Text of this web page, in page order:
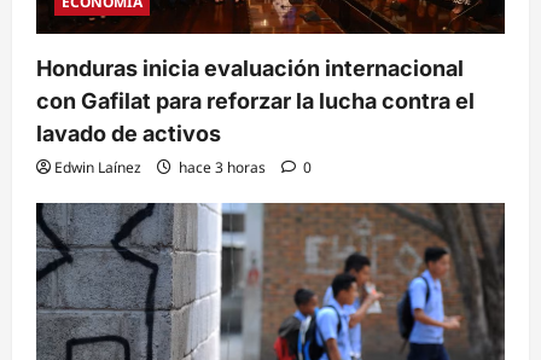
Honduras inicia evaluación internacional
con Gafilat para reforzar la lucha contra el
lavado de activos
Edwin Laínez hace 3 horas 0